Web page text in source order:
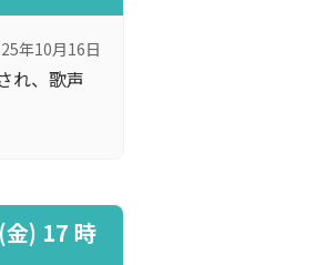
年10月16日
れ、歌声
) 17 時